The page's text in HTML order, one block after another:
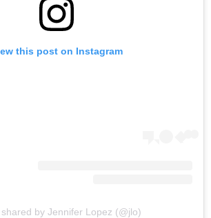
this post on Instagram
shared by Jennifer Lopez (@jlo)